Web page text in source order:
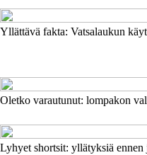
Yllättävä fakta: Vatsalaukun
Oletko varautunut: lompakon
Lyhyet shortsit: yllätyksiä ennen